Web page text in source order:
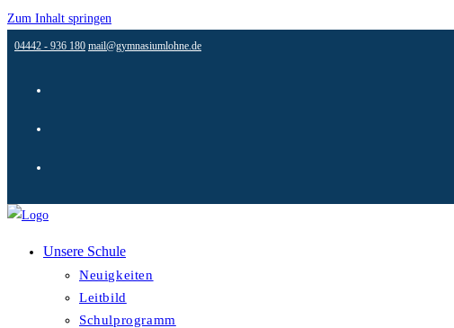
Zum Inhalt springen
04442 - 936 180 mail@gymnasiumlohne.de
Unsere Schule
Neuigkeiten
Leitbild
Schulprogramm